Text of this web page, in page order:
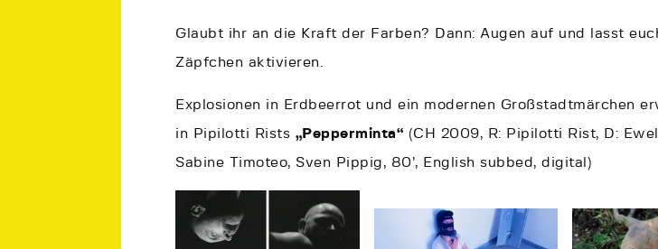
Glaubt ihr an die Kraft der Farben? Dann: Augen auf und lasst
Zäpfchen aktivieren.
Explosionen in Erdbeerrot und ein modernen Großstadtmärchen
in Pipilotti Rists „Pepperminta“ (CH 2009, R: Pipilotti Rist, D:
Sabine Timoteo, Sven Pippig, 80’, English subbed, digital)